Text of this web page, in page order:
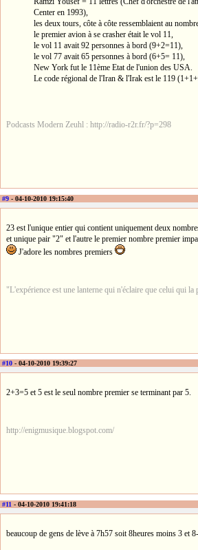
Center en 1993),
les deux tours, côte à côte ressemblaient au
le premier avion à se crasher était le vol 11,
le vol 11 avait 92 personnes à bord (9+2=11),
le vol 77 avait 65 personnes à bord (6+5= 11),
New York fut le 11ème Etat de l'union des USA.
Le code régional de l'Iran & l'Irak est le 119
Podcasts Modern Zeuhl : http://radio-r2r.fr/?p=298
#9 - 04-10-2010 19:15:40
23 est l'unique entier qui contient uniquement deux
et unique pair "2" et l'autre le premier nombre premier
J'adore les nombres premiers
"L'expérience est une lanterne qui n'éclaire que celui qui
#10 - 04-10-2010 19:39:27
2+3=5 et 5 est le seul nombre premier se terminant par 5.
http://enigmusique.blogspot.com/
#11 - 04-10-2010 19:41:18
beaucoup de gens de lève à 7h57 soit 8heures moins 3 et